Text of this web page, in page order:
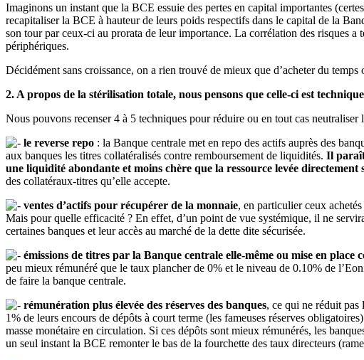
Imaginons un instant que la BCE essuie des pertes en capital importantes
recapitaliser la BCE à hauteur de leurs poids respectifs dans le capital de la
son tour par ceux-ci au prorata de leur importance. La corrélation des risques
périphériques.
Décidément sans croissance, on a rien trouvé de mieux que d’acheter du temps
2. A propos de la stérilisation totale, nous pensons que celle-ci est
Nous pouvons recenser 4 à 5 techniques pour réduire ou en tout cas
le reverse repo : la Banque centrale met en repo des actifs auprès des
aux banques les titres collatéralisés contre remboursement de liquidités. Il
une liquidité abondante et moins chère que la ressource levée directement
des collatéraux-titres qu’elle accepte.
ventes d’actifs pour récupérer de la monnaie, en particulier ceux
Mais pour quelle efficacité ? En effet, d’un point de vue systémique, il ne
certaines banques et leur accès au marché de la dette dite sécurisée.
émissions de titres par la Banque centrale elle-même ou mise en place
peu mieux rémunéré que le taux plancher de 0% et le niveau de 0.10% de
de faire la banque centrale.
rémunération plus élevée des réserves des banques, ce qui ne réduit pas
1% de leurs encours de dépôts à court terme (les fameuses réserves
masse monétaire en circulation. Si ces dépôts sont mieux rémunérés, les
un seul instant la BCE remonter le bas de la fourchette des taux directeurs